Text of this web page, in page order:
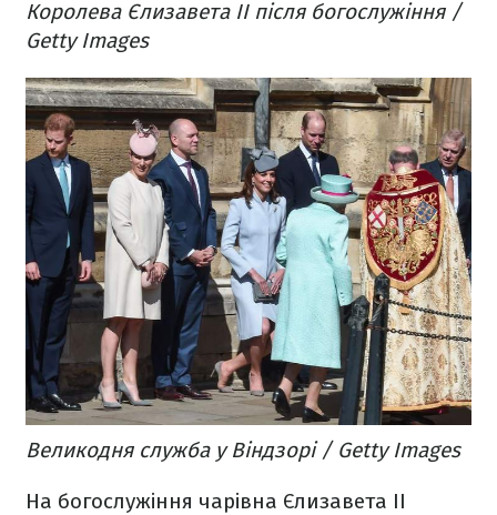
Королева Єлизавета ІІ після богослужіння /
Getty Images
Великодня служба у Віндзорі / Getty Images
На богослужіння чарівна Єлизавета ІІ